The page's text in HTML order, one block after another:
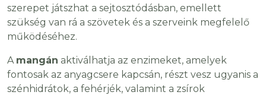
szerepet játszhat a sejtosztódásban, emellett
szükség van rá a szövetek és a szerveink megfelelő
működéséhez.
A mangán aktiválhatja az enzimeket, amelyek
fontosak az anyagcsere kapcsán, részt vesz ugyanis a
szénhidrátok, a fehérjék, valamint a zsírok